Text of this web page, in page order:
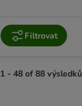
Filtrovat
1 - 48 of 88 výsledků